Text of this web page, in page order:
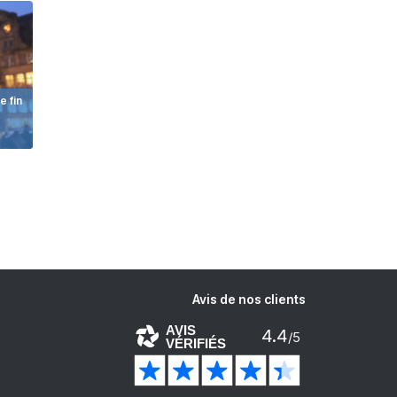
fin
Avis de nos clients
AVIS
VÉRIFIÉS 4.4/5